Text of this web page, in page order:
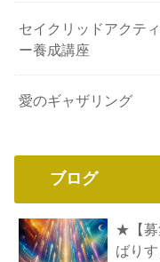
セイクリッドアクテ
ー養成講座
愛のギャザリング
ブログ
★【募
ばり